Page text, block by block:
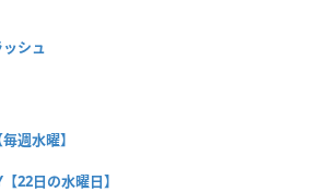
シュ
週水曜】
22日の水曜日】